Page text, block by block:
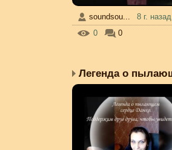
soundsou...
8 г. назад
0
0